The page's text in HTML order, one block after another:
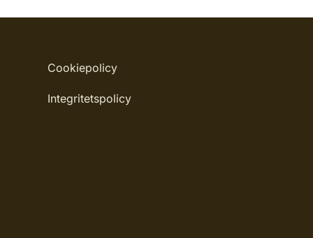
Cookiepolicy
Integritetspolicy